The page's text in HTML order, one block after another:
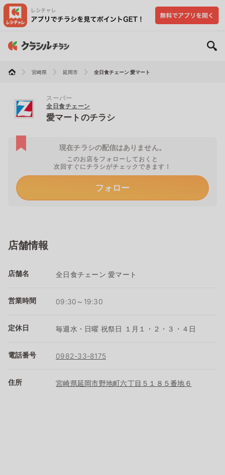
宮崎県 延岡市 全日食チェーン 愛マート
スーパー
全日食チェーン
愛マートのチラシ
現在チラシの配信はありません。
このお店をフォローしておくと
次回すぐにチラシがチェックできます！
フォロー
店舗情報
店舗名 全日食チェーン 愛マート
営業時間 09:30～19:30
定休日 毎週水・日曜 祝祭日 １月１・２・３・４日
電話番号 0982-33-8175
住所 宮崎県延岡市野地町六丁目５１８５番地６